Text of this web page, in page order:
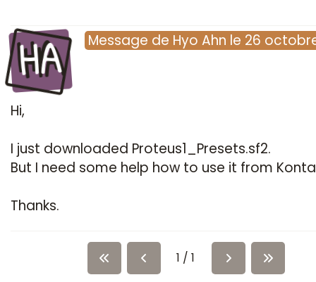
HA Message de Hyo Ahn le 26
Hi,
I just downloaded Proteus1_Presets.sf2.
But I need some help how to use it from
Thanks.
1 / 1